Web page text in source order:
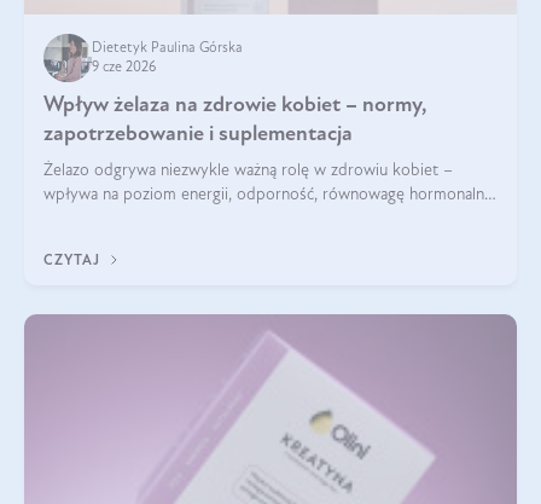
Dietetyk Paulina Górska
9 cze 2026
Wpływ żelaza na zdrowie kobiet – normy,
zapotrzebowanie i suplementacja
Żelazo odgrywa niezwykle ważną rolę w zdrowiu kobiet –
wpływa na poziom energii, odporność, równowagę hormonalną
zawrotów głowy czy problemów z
CZYTAJ